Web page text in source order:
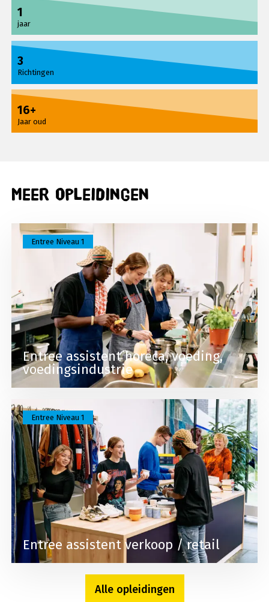
jaar
1
Richtingen
3
Jaar oud
16+
Meer opleidingen
Entree assistent horeca, voeding,
voedingsindustrie
Entree Niveau 1
Lees meer over Entree assistent horeca,
Entree assistent verkoop / retail
Entree Niveau 1
Lees meer over Entree assistent verkoop / retail
Alle opleidingen